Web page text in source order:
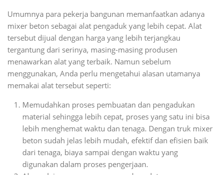
Umumnya para pekerja bangunan memanfaatkan adanya
mixer beton sebagai alat pengaduk yang lebih cepat. Alat
tersebut dijual dengan harga yang lebih terjangkau
tergantung dari serinya, masing-masing produsen
menawarkan alat yang terbaik. Namun sebelum
menggunakan, Anda perlu mengetahui alasan utamanya
memakai alat tersebut seperti:
Memudahkan proses pembuatan dan pengadukan
material sehingga lebih cepat, proses yang satu ini bisa
lebih menghemat waktu dan tenaga. Dengan truk mixer
beton sudah jelas lebih mudah, efektif dan efisien baik
dari tenaga, biaya sampai dengan waktu yang
digunakan dalam proses pengerjaan.